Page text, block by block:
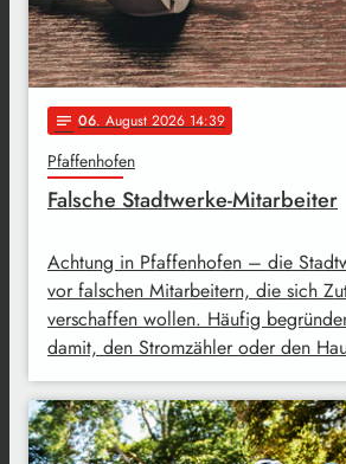
notes 06. August 2026 14:39
Pfaffenhofen
Falsche Stadtwerke-Mitarbeiter
Achtung in Pfaffenhofen – die
vor falschen Mitarbeitern, die sich
verschaffen wollen. Häufig
damit, den Stromzähler oder den